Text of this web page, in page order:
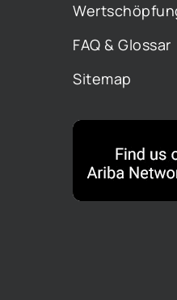
FAQ & Glossar
Sitemap